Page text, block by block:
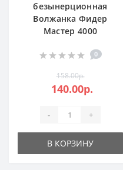
безынерционная
Волжанка Фидер
Мастер 4000
0
158.00р.
140.00р.
- +
В КОРЗИНУ